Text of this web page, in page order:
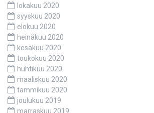
lokakuu 2020
syyskuu 2020
elokuu 2020
heinäkuu 2020
kesäkuu 2020
toukokuu 2020
huhtikuu 2020
maaliskuu 2020
tammikuu 2020
joulukuu 2019
marraskuu 2019